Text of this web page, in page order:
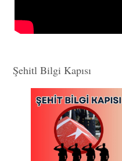
Şehitl Bilgi Kapısı